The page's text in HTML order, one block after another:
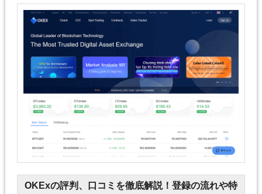
OKExの評判、口コミを徹底解説！登録の流れや特